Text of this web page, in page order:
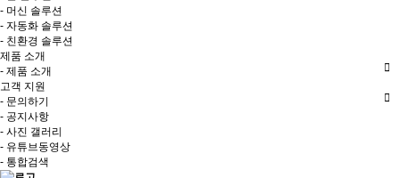
- 머신 솔루션
- 자동화 솔루션
- 친환경 솔루션
제품 소개
- 제품 소개
고객 지원
- 문의하기
- 공지사항
- 사진 갤러리
- 유튜브동영상
- 통합검색